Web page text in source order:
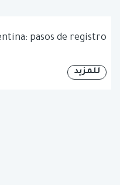
pasos de registro
للمزيد